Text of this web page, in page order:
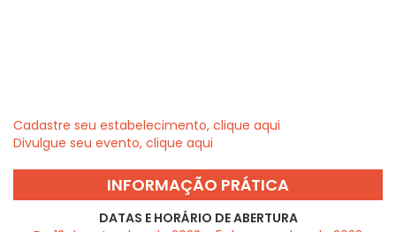
Cadastre seu estabelecimento, clique aqui
Divulgue seu evento, clique aqui
INFORMAÇÃO PRÁTICA
DATAS E HORÁRIO DE ABERTURA